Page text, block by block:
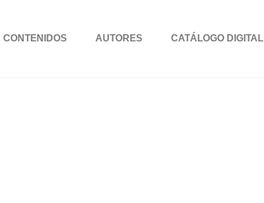
CONTENIDOS AUTORES CATÁLOGO DIGITAL